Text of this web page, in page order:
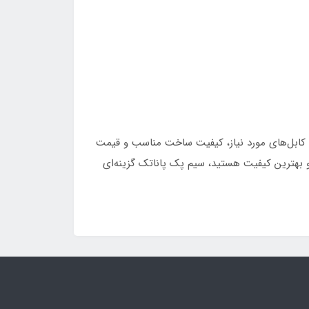
مورد نیاز، کیفیت ساخت مناسب و قیمت
بهترین کیفیت هستید، سیم پک پاناتک گزینه‌ای